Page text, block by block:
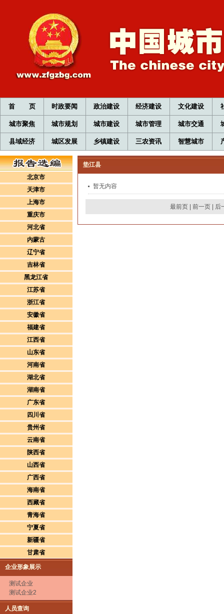
首 页 时政要闻 政治建设 经济建设 文化建设
城市聚焦 城市规划 城市建设 城市管理 城市交通
县域经济 城区发展 乡镇建设 三农资讯 智慧城市
北京市
天津市
上海市
重庆市
河北省
内蒙古
辽宁省
吉林省
黑龙江省
江苏省
浙江省
安徽省
福建省
江西省
山东省
河南省
湖北省
湖南省
广东省
四川省
贵州省
云南省
陕西省
山西省
广西省
海南省
西藏省
青海省
宁夏省
新疆省
甘肃省
企业形象展示
测试企业
测试企业2
人员查询
垫江县
暂无内容
最前页 |前一页 后